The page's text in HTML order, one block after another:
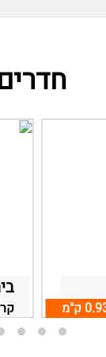
ק"מ